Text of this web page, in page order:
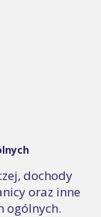
dochody
oraz inne
ogólnych.